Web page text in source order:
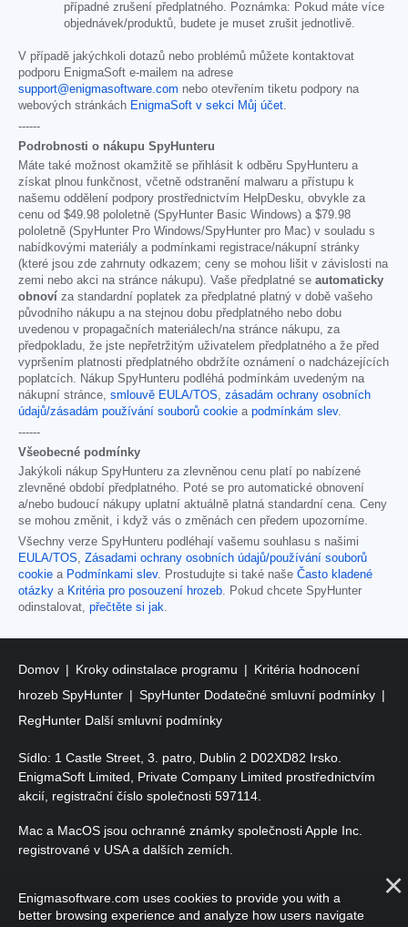
případné zrušení předplatného. Poznámka: Pokud máte více
objednávek/produktů, budete je muset zrušit jednotlivě.
V případě jakýchkoli dotazů nebo problémů můžete kontaktovat
podporu EnigmaSoft e-mailem na adrese
support@enigmasoftware.com nebo otevřením tiketu podpory na
webových stránkách EnigmaSoft v sekci Můj účet.
------
Podrobnosti o nákupu SpyHunteru
Máte také možnost okamžitě se přihlásit k odběru SpyHunteru a
získat plnou funkčnost, včetně odstranění malwaru a přístupu k
našemu oddělení podpory prostřednictvím HelpDesku, obvykle za
cenu od $49.98 pololetně (SpyHunter Basic Windows) a $79.98
pololetně (SpyHunter Pro Windows/SpyHunter pro Mac) v souladu s
nabídkovými materiály a podmínkami registrace/nákupní stránky
(které jsou zde zahrnuty odkazem; ceny se mohou lišit v závislosti na
zemi nebo akci na stránce nákupu). Vaše předplatné se automaticky
obnoví za standardní poplatek za předplatné platný v době vašeho
původního nákupu a na stejnou dobu předplatného nebo dobu
uvedenou v propagačních materiálech/na stránce nákupu, za
předpokladu, že jste nepřetržitým uživatelem předplatného a že před
vypršením platnosti předplatného obdržíte oznámení o nadcházejících
poplatcích. Nákup SpyHunteru podléhá podmínkám uvedeným na
nákupní stránce, smlouvě EULA/TOS, zásadám ochrany osobních
údajů/zásadám používání souborů cookie a podmínkám slev.
------
Všeobecné podmínky
Jakýkoli nákup SpyHunteru za zlevněnou cenu platí po nabízené
zlevněné období předplatného. Poté se pro automatické obnovení
a/nebo budoucí nákupy uplatní aktuálně platná standardní cena. Ceny
se mohou změnit, i když vás o změnách cen předem upozorníme.
Všechny verze SpyHunteru podléhají vašemu souhlasu s našimi
EULA/TOS, Zásadami ochrany osobních údajů/používání souborů
cookie a Podmínkami slev. Prostudujte si také naše Často kladené
otázky a Kritéria pro posouzení hrozeb. Pokud chcete SpyHunter
odinstalovat, přečtěte si jak.
Domov Kroky odinstalace programu
Kritéria hodnocení
hrozeb SpyHunter
SpyHunter Dodatečné smluvní podmínky
RegHunter Další smluvní podmínky
Sídlo: 1 Castle Street, 3. patro, Dublin 2 D02XD82 Irsko.
EnigmaSoft Limited, Private Company Limited prostřednictvím
akcií, registrační číslo společnosti 597114.
Mac a MacOS jsou ochranné známky společnosti Apple Inc.
registrované v USA a dalších zemích.
vyhrazena.
Enigmasoftware.com uses cookies to provide you with a
better browsing experience and analyze how users navigate